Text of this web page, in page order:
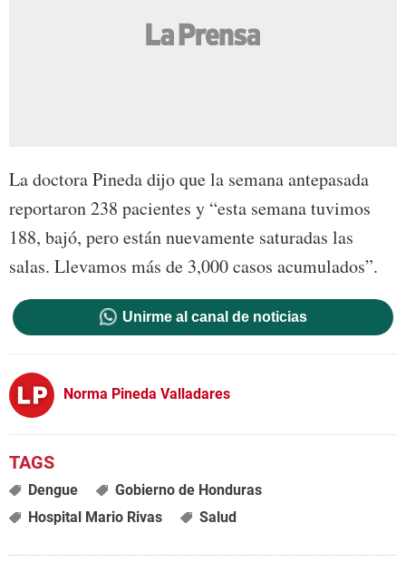
La doctora Pineda dijo que la semana antepasada
reportaron 238 pacientes y “esta semana tuvimos
188, bajó, pero están nuevamente saturadas las
salas. Llevamos más de 3,000 casos acumulados”.
Unirme al canal de noticias
Norma Pineda Valladares
Dengue
Gobierno de Honduras
Hospital Mario Rivas
Salud